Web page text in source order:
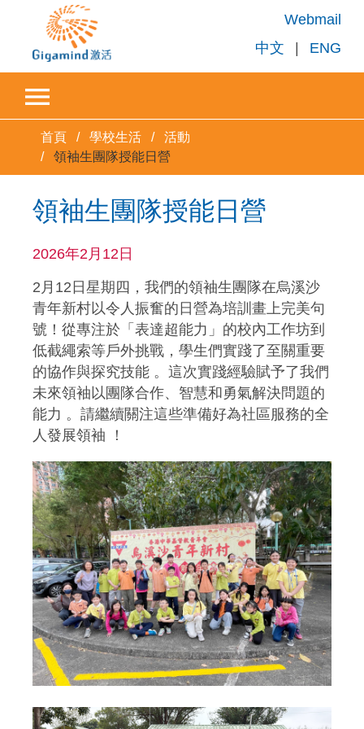
Webmail
中文
| ENG
首頁 學校生活
活動
領袖生團隊授能日營
領袖生團隊授能日營
2026年2月12日
2月12日星期四，我們的領袖生團隊在烏溪沙
青年新村以令人振奮的日營為培訓畫上完美句
號！從專注於「表達超能力」的校內工作坊到
低截繩索等戶外挑戰，學生們實踐了至關重要
的協作與探究技能 。這次實踐經驗賦予了我們
未來領袖以團隊合作、智慧和勇氣解決問題的
能力 。請繼續關注這些準備好為社區服務的全
人發展領袖 ！